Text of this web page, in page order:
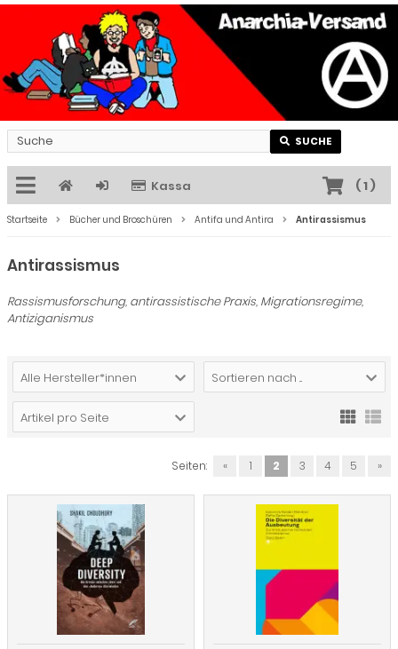
SUCHE
Kassa (1)
Startseite Bücher und Broschüren Antifa und Antira Antirassismus
Antirassismus
Rassismusforschung, antirassistische Praxis, Migrationsregime,
Antiziganismus
Alle Hersteller*innen Sortieren nach ...
Artikel pro Seite
Seiten: « 1 2 3 4 5 »